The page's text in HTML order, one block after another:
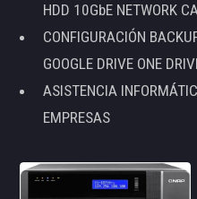
HDD 10GbE NETWORK
CONFIGURACIÓN
GOOGLE DRIVE ONE
ASISTENCIA
EMPRESAS